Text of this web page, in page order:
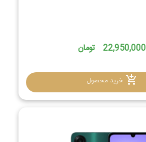
22,950,000 تومان
خرید محصول